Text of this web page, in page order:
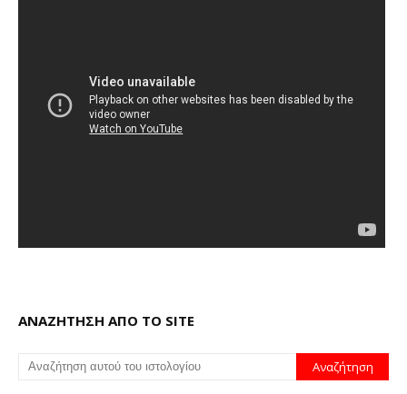
ΑΝΑΖΗΤΗΣΗ ΑΠΟ ΤΟ SITE